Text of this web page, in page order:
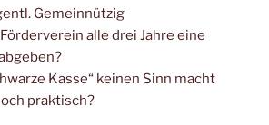
Gemeinnützig
alle drei Jahre eine
Kasse“ keinen Sinn macht
praktisch?